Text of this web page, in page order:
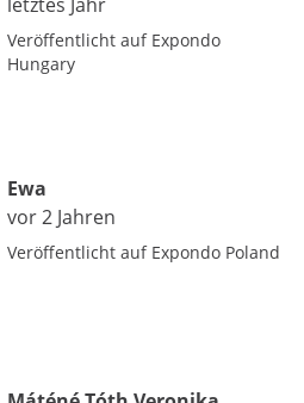
Veröffentlicht auf Expondo
Hungary
Ewa
vor 2 Jahren
Veröffentlicht auf Expondo Poland